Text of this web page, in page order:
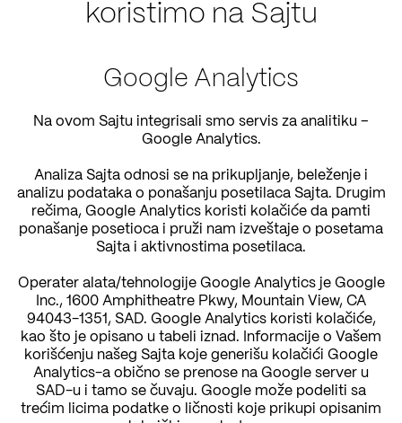
koristimo na Sajtu
Google Analytics
Na ovom Sajtu integrisali smo servis za analitiku –
Google Analytics.
Analiza Sajta odnosi se na prikupljanje, beleženje i
analizu podataka o ponašanju posetilaca Sajta. Drugim
rečima, Google Analytics koristi kolačiće da pamti
ponašanje posetioca i pruži nam izveštaje o posetama
Sajta i aktivnostima posetilaca.
Operater alata/tehnologije Google Analytics je Google
Inc., 1600 Amphitheatre Pkwy, Mountain View, CA
94043-1351, SAD. Google Analytics koristi kolačiće,
kao što je opisano u tabeli iznad. Informacije o Vašem
korišćenju našeg Sajta koje generišu kolačići Google
Analytics-a obično se prenose na Google server u
SAD-u i tamo se čuvaju. Google može podeliti sa
trećim licima podatke o ličnosti koje prikupi opisanim